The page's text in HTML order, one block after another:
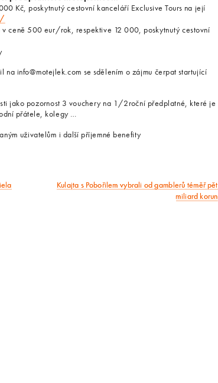
Kč, poskytnutý cestovní kanceláří Exclusive Tours na její
v ceně 500 eur/rok, respektive 12 000, poskytnutý cestovní
info@motejlek.com se sdělením o zájmu čerpat startující
jako pozornost 3 vouchery na 1/2roční předplatné, které je
přátele, kolegy …
uživatelům i další příjemné benefity
Následující
Kulajta s Pobořilem vybrali od gamblerů téměř pět
miliard korun